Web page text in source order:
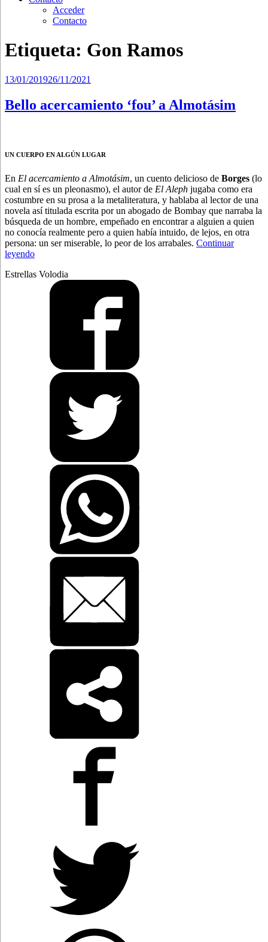
Acceder
Contacto
Etiqueta: Gon Ramos
Publicado
13/01/201926/11/2021
Bello acercamiento ‘fou’ a Almotásim
UN CUERPO EN ALGÚN LUGAR
En El acercamiento a Almotásim, un cuento delicioso de Borges (lo
cual en sí es un pleonasmo), el autor de El Aleph jugaba como era
costumbre en su prosa a la metaliteratura, y hablaba al lector de una
novela así titulada escrita por un abogado de Bombay que narraba la
búsqueda de un hombre, empeñado en encontrar a alguien a quien
no conocía realmente pero a quien había intuido, de lejos, en otra
persona: un ser miserable, lo peor de los arrabales. Continuar
leyendo“Bello
‘fou’
Almotásim”
Estrellas Volodia